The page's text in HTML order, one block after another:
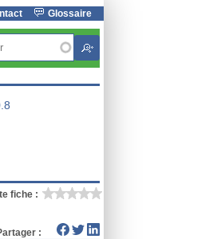
Glossaire
fiche :
: